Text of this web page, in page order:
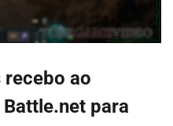
recebo ao
para